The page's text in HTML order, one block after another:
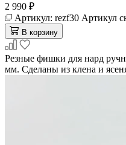
2 990 ₽
Артикул: rezf30 Артикул
В корзину
Резные фишки для нард
мм. Сделаны из клена и